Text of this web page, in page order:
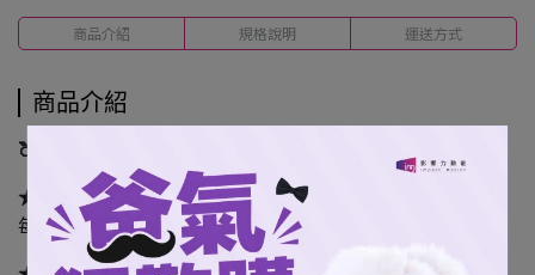
商品介紹 規格說明 運送方式
商品介紹
🍑 桃氣女孩全員22位 × 每人2款小卡，全新系列登場！
★ 盲抽：每包 2 入（隨機出貨）
每包皆為不透明封裝，無法挑款！